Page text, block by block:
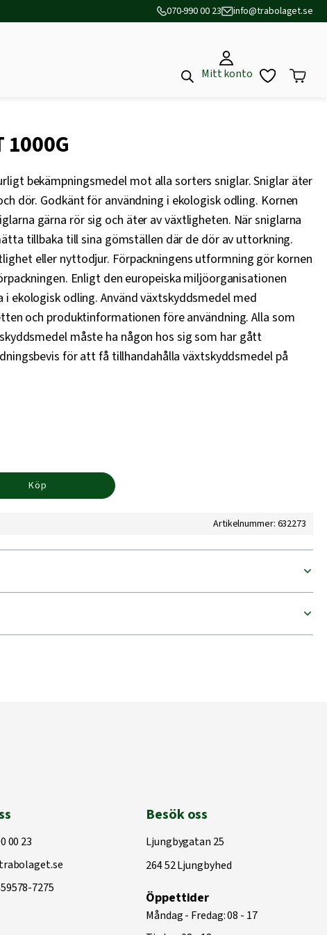
070-990 00 23 info@trabolaget.se
Mitt konto
1000G
bekämpningsmedel mot alla sorters sniglar. Sniglar äter
dör. Godkänt för användning i ekologisk odling. Kornen
gärna rör sig och äter av växtligheten. När sniglarna
tillbaka till sina gömställen där de dör av uttorkning.
eller nyttodjur. Förpackningens utformning gör kornen
Enligt den europeiska miljöorganisationen
ekologisk odling. Använd växtskyddsmedel med
och produktinformationen före användning. Alla som
måste ha någon hos sig som har gått
för att få tillhandahålla växtskyddsmedel på
Köp
Artikelnummer: 632273
00 23
7275
Besök oss
Ljungbygatan 25
264 52 Ljungbyhed
Öppettider
Måndag - Fredag: 08 - 17